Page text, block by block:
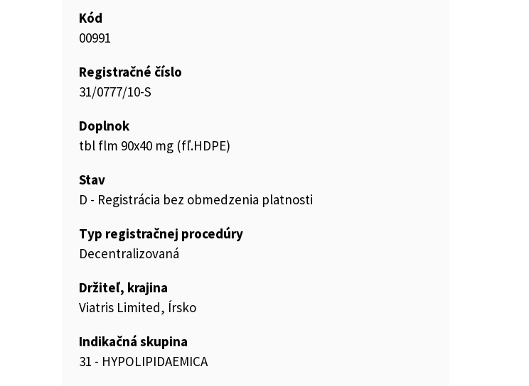
Kód
00991
Registračné číslo
31/0777/10-S
Doplnok
tbl flm 90x40 mg (fľ.HDPE)
Stav
D - Registrácia bez obmedzenia platnosti
Typ registračnej procedúry
Decentralizovaná
Držiteľ, krajina
Viatris Limited, Írsko
Indikačná skupina
31 - HYPOLIPIDAEMICA